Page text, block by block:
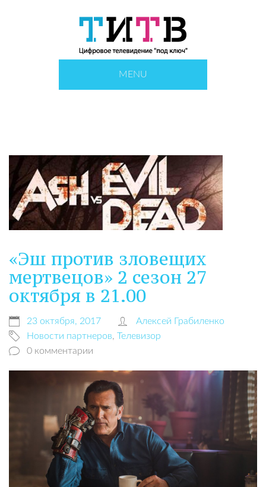
MENU
«Эш против зловещих
мертвецов» 2 сезон 27
октября в 21.00
23 октября, 2017
Алексей Грабиленко
Новости партнеров, Телевизор
0 комментарии